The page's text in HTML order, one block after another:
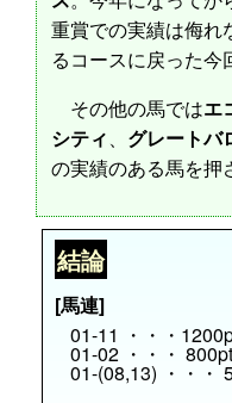
重賞での実績は侮れ
るコースに戻った今
その他の馬ではエ
シティ、 グレートバ
の実績のある馬を押
結論
[馬連]
01-11 ・・・
01-02 ・・・
01-(08,13) ・・・